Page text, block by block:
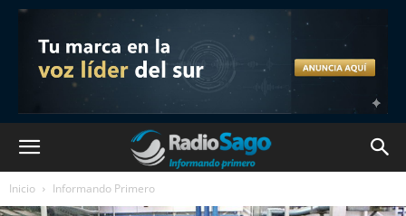
Inicio Informando Primero